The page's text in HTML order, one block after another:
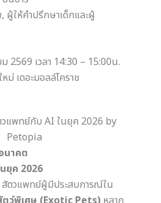
ผู้ให้คำปรึกษาเด็กและผู้
2569 เวลา 14:30 – 15:00น.
หม่ เดอะมอลล์โคราช
นาคต
ยุค 2026
ตวแพทย์ผู้มีประสบการณ์ใน